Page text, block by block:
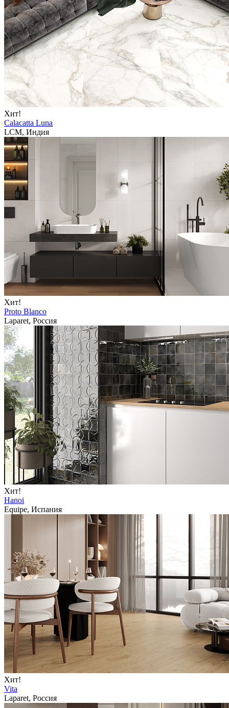
Хит!
Calacatta Luna
LCM, Индия
Хит!
Proto Blanco
Laparet, Россия
Хит!
Hanoi
Equipe, Испания
Хит!
Vita
Laparet, Россия